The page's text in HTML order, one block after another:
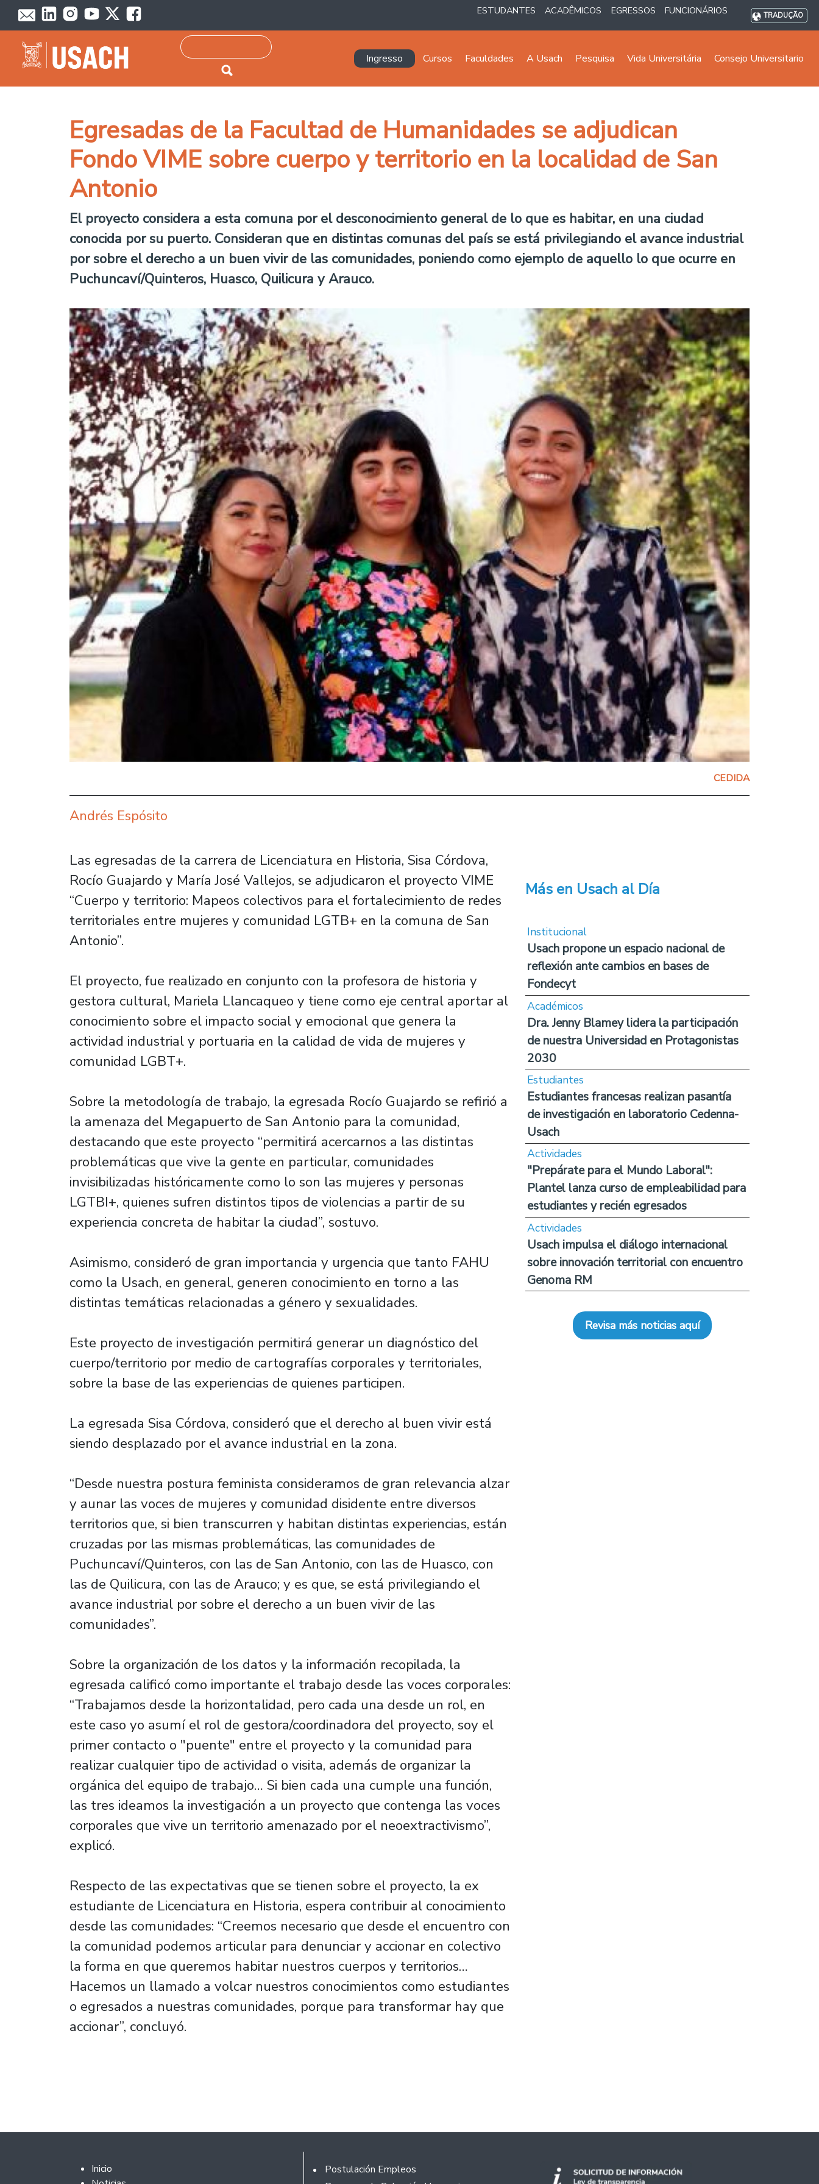
Passar para o conteúdo principal ESTUDANTES ACADÊMICOS EGRESSOS FUNCIONÁRIOS TRADUÇÃO
Pesquisar
Navegación principal
Ingresso Cursos Faculdades A Usach Pesquisa Vida Universitária Consejo Universitario
Egresadas de la Facultad de Humanidades se adjudican
Fondo VIME sobre cuerpo y territorio en la localidad de San
Antonio
El proyecto considera a esta comuna por el desconocimiento general de lo que es habitar, en una ciudad
conocida por su puerto. Consideran que en distintas comunas del país se está privilegiando el avance industrial
por sobre el derecho a un buen vivir de las comunidades, poniendo como ejemplo de aquello lo que ocurre en
Puchuncaví/Quinteros, Huasco, Quilicura y Arauco.
CEDIDA
Andrés Espósito
Las egresadas de la carrera de Licenciatura en Historia, Sisa Córdova,
Rocío Guajardo y María José Vallejos, se adjudicaron el proyecto VIME
“Cuerpo y territorio: Mapeos colectivos para el fortalecimiento de redes
territoriales entre mujeres y comunidad LGTB+ en la comuna de San
Antonio”.
El proyecto, fue realizado en conjunto con la profesora de historia y
gestora cultural, Mariela Llancaqueo y tiene como eje central aportar al
conocimiento sobre el impacto social y emocional que genera la
actividad industrial y portuaria en la calidad de vida de mujeres y
comunidad LGBT+.
Sobre la metodología de trabajo, la egresada Rocío Guajardo se refirió a
la amenaza del Megapuerto de San Antonio para la comunidad,
destacando que este proyecto “permitirá acercarnos a las distintas
problemáticas que vive la gente en particular, comunidades
invisibilizadas históricamente como lo son las mujeres y personas
LGTBI+, quienes sufren distintos tipos de violencias a partir de su
experiencia concreta de habitar la ciudad”, sostuvo.
Asimismo, consideró de gran importancia y urgencia que tanto FAHU
como la Usach, en general, generen conocimiento en torno a las
distintas temáticas relacionadas a género y sexualidades.
Este proyecto de investigación permitirá generar un diagnóstico del
cuerpo/territorio por medio de cartografías corporales y territoriales,
sobre la base de las experiencias de quienes participen.
La egresada Sisa Córdova, consideró que el derecho al buen vivir está
siendo desplazado por el avance industrial en la zona.
“Desde nuestra postura feminista consideramos de gran relevancia alzar
y aunar las voces de mujeres y comunidad disidente entre diversos
territorios que, si bien transcurren y habitan distintas experiencias, están
cruzadas por las mismas problemáticas, las comunidades de
Puchuncaví/Quinteros, con las de San Antonio, con las de Huasco, con
las de Quilicura, con las de Arauco; y es que, se está privilegiando el
avance industrial por sobre el derecho a un buen vivir de las
comunidades”.
Sobre la organización de los datos y la información recopilada, la
egresada calificó como importante el trabajo desde las voces corporales:
“Trabajamos desde la horizontalidad, pero cada una desde un rol, en
este caso yo asumí el rol de gestora/coordinadora del proyecto, soy el
primer contacto o "puente" entre el proyecto y la comunidad para
realizar cualquier tipo de actividad o visita, además de organizar la
orgánica del equipo de trabajo… Si bien cada una cumple una función,
las tres ideamos la investigación a un proyecto que contenga las voces
corporales que vive un territorio amenazado por el neoextractivismo”,
explicó.
Respecto de las expectativas que se tienen sobre el proyecto, la ex
estudiante de Licenciatura en Historia, espera contribuir al conocimiento
desde las comunidades: “Creemos necesario que desde el encuentro con
la comunidad podemos articular para denunciar y accionar en colectivo
la forma en que queremos habitar nuestros cuerpos y territorios…
Hacemos un llamado a volcar nuestros conocimientos como estudiantes
o egresados a nuestras comunidades, porque para transformar hay que
accionar”, concluyó.
Más en Usach al Día
Institucional
Usach propone un espacio nacional de
reflexión ante cambios en bases de
Fondecyt
Académicos
Dra. Jenny Blamey lidera la participación
de nuestra Universidad en Protagonistas
2030
Estudiantes
Estudiantes francesas realizan pasantía
de investigación en laboratorio Cedenna-
Usach
Actividades
"Prepárate para el Mundo Laboral":
Plantel lanza curso de empleabilidad para
estudiantes y recién egresados
Actividades
Usach impulsa el diálogo internacional
sobre innovación territorial con encuentro
Genoma RM
Revisa más noticias aquí
Footer 2
Inicio
Rodapé
Postulación Empleos